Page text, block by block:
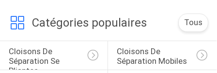
Catégories populaires Tous
Cloisons De
Séparation Se
Pliantes
Cloisons De
Séparation Mobiles